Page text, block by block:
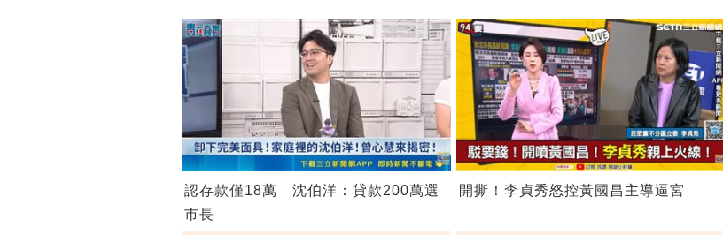
認存款僅18萬 沈伯洋：貸款200萬選
市長
開撕！李貞秀怒控黃國昌主導逼宮